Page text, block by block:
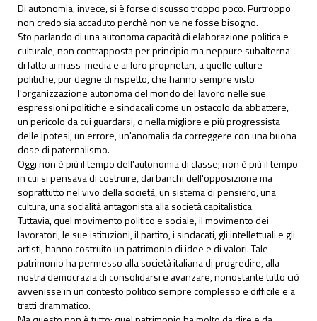
Di autonomia, invece, si è forse discusso troppo poco. Purtroppo
non credo sia accaduto perchè non ve ne fosse bisogno.
Sto parlando di una autonoma capacità di elaborazione politica e
culturale, non contrapposta per principio ma neppure subalterna
di fatto ai mass-media e ai loro proprietari, a quelle culture
politiche, pur degne di rispetto, che hanno sempre visto
l'organizzazione autonoma del mondo del lavoro nelle sue
espressioni politiche e sindacali come un ostacolo da abbattere,
un pericolo da cui guardarsi, o nella migliore e più progressista
delle ipotesi, un errore, un'anomalia da correggere con una buona
dose di paternalismo.
Oggi non è più il tempo dell'autonomia di classe; non è più il tempo
in cui si pensava di costruire, dai banchi dell'opposizione ma
soprattutto nel vivo della società, un sistema di pensiero, una
cultura, una socialità antagonista alla società capitalistica.
Tuttavia, quel movimento politico e sociale, il movimento dei
lavoratori, le sue istituzioni, il partito, i sindacati, gli intellettuali e gli
artisti, hanno costruito un patrimonio di idee e di valori. Tale
patrimonio ha permesso alla società italiana di progredire, alla
nostra democrazia di consolidarsi e avanzare, nonostante tutto ciò
avvenisse in un contesto politico sempre complesso e difficile e a
tratti drammatico.